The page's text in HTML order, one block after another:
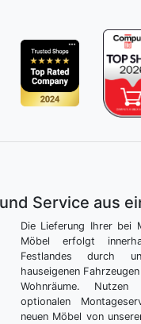
Service aus
Die Lieferung Ihrer bei
Möbel erfolgt
Festlandes durch
hauseigenen
Wohnräume.
optionalen
neuen Möbel von